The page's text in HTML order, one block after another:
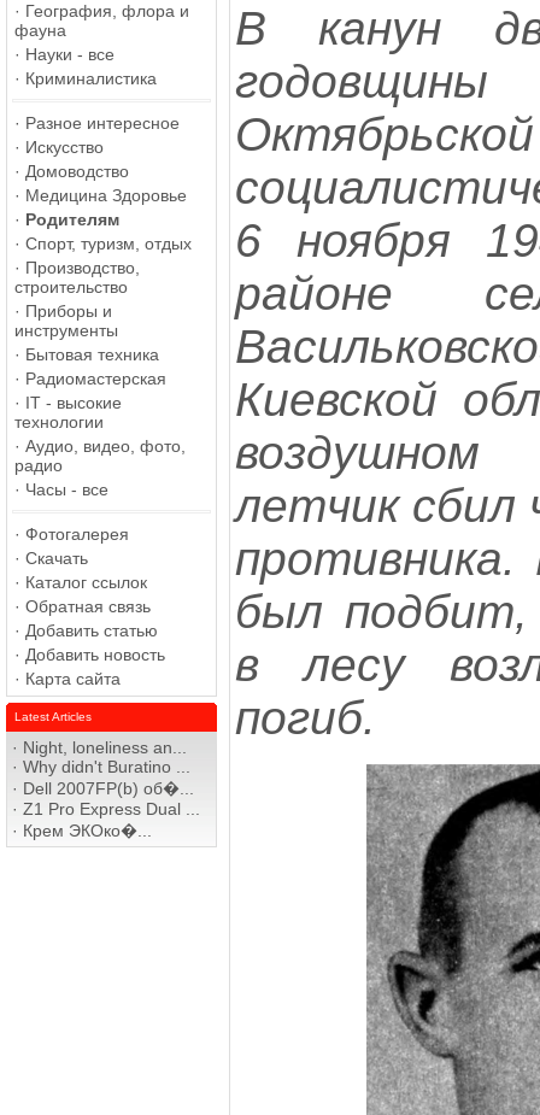
· География, флора и
фауна
· Науки - все
· Криминалистика
· Разное интересное
· Искусство
· Домоводство
· Медицина Здоровье
· Родителям
· Спорт, туризм, отдых
· Производство,
строительство
· Приборы и
инструменты
· Бытовая техника
· Радиомастерская
· IT - высокие
технологии
· Аудио, видео, фото,
радио
· Часы - все
· Фотогалерея
· Скачать
· Каталог ссылок
· Обратная связь
· Добавить статью
· Добавить новость
· Карта сайта
Latest Articles
· Night, loneliness an...
· Why didn't Buratino ...
· Dell 2007FP(b) об�...
· Z1 Pro Express Dual ...
· Крем ЭКОко�...
В канун
Октябрьской
6 ноября
районе
Киевской
летчик
был подбит,
в лесу
погиб.